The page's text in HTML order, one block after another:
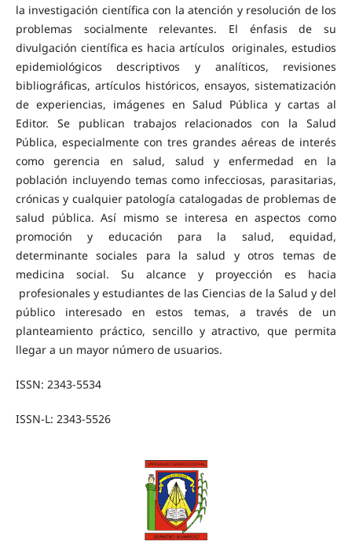
la investigación científica con la atención y resolución de los
problemas socialmente relevantes. El énfasis de su
divulgación científica es hacia artículos originales, estudios
epidemiológicos descriptivos y analíticos, revisiones
bibliográficas, artículos históricos, ensayos, sistematización
de experiencias, imágenes en Salud Pública y cartas al
Editor. Se publican trabajos relacionados con la Salud
Pública, especialmente con tres grandes aéreas de interés
como gerencia en salud, salud y enfermedad en la
población incluyendo temas como infecciosas, parasitarias,
crónicas y cualquier patología catalogadas de problemas de
salud pública. Así mismo se interesa en aspectos como
promoción y educación para la salud, equidad,
determinante sociales para la salud y otros temas de
medicina social. Su alcance y proyección es hacia
profesionales y estudiantes de las Ciencias de la Salud y del
público interesado en estos temas, a través de un
planteamiento práctico, sencillo y atractivo, que permita
llegar a un mayor número de usuarios.
ISSN: 2343-5534
ISSN-L: 2343-5526